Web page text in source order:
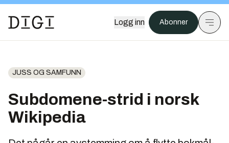
Logg inn Abonner
JUSS OG SAMFUNN
Subdomene-strid i norsk
Wikipedia